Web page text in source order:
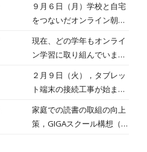
されている無料のアプリを
使っていたのですが、答え
があっていれば「たいへん
よくできました」、まちが
えると「答えが違います。
もう一度チャレンジしてみ
ましょう」とメッセージが
出て、自分のペースで進め
られるのがいいなと思いま
９月６日（月）学校と自宅
をつないだオンライン朝の
ートしました。オンライン
朝の会では，児童一人一人
に声をかけて健康観察を行
いました。初めての試みで
したが、画面越しに元気な
顔を見ることができまし
た。接続できなかった児童
現在、どの学年もオンライ
ン学習に取り組んでいます
ようと、９日（木）の2校
時に、オンラインでの授業
について職員研修を行いま
した。５年生のオンライン
２月９日（火），タブレッ
ト端末の接続工事が始まり
家庭での読書の取組の向上
策，GIGAスクール構想（児